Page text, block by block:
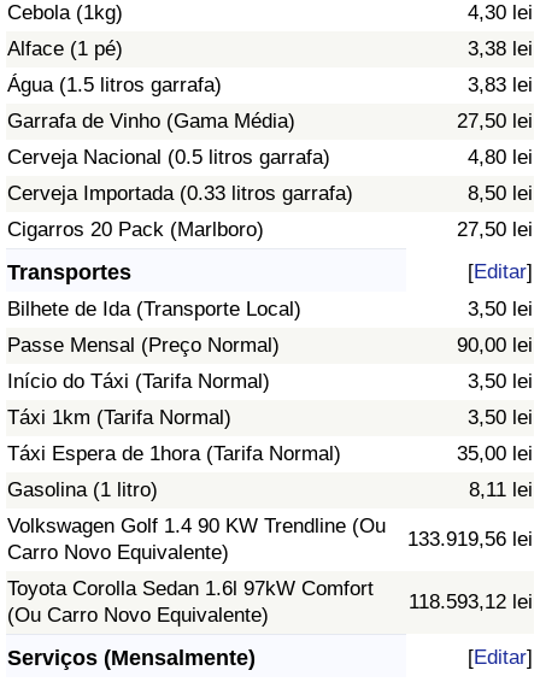
Cebola (1kg)
4,30 lei
Alface (1 pé)
3,38 lei
Água (1.5 litros garrafa)
3,83 lei
Garrafa de Vinho (Gama Média)
27,50 lei
Cerveja Nacional (0.5 litros garrafa)
4,80 lei
Cerveja Importada (0.33 litros garrafa)
8,50 lei
Cigarros 20 Pack (Marlboro)
27,50 lei
Transportes [Editar]
Bilhete de Ida (Transporte Local)
3,50 lei
Passe Mensal (Preço Normal)
90,00 lei
Início do Táxi (Tarifa Normal)
3,50 lei
Táxi 1km (Tarifa Normal)
3,50 lei
Táxi Espera de 1hora (Tarifa Normal)
35,00 lei
Gasolina (1 litro)
8,11 lei
Volkswagen Golf 1.4 90 KW Trendline (Ou
Carro Novo Equivalente)
133.919,56 lei
Toyota Corolla Sedan 1.6l 97kW Comfort
(Ou Carro Novo Equivalente)
118.593,12 lei
Serviços (Mensalmente) [Editar]
Trânsito
Indicador de Trânsito
Indicador de Trânsito (Atual)
Indicador de Trânsito por País